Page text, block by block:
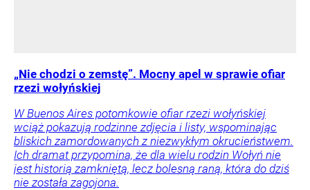
„Nie chodzi o zemstę”. Mocny apel w sprawie ofiar
rzezi wołyńskiej
W Buenos Aires potomkowie ofiar rzezi wołyńskiej
wciąż pokazują rodzinne zdjęcia i listy, wspominając
bliskich zamordowanych z niezwykłym okrucieństwem.
Ich dramat przypomina, że dla wielu rodzin Wołyń nie
jest historią zamkniętą, lecz bolesną raną, która do dziś
nie została zagojona.